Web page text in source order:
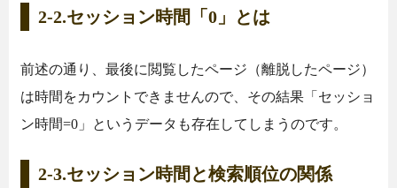
2-2.セッション時間「0」とは
前述の通り、最後に閲覧したページ（離脱したページ）
は時間をカウントできませんので、その結果「セッショ
ン時間=0」というデータも存在してしまうのです。
2-3.セッション時間と検索順位の関係